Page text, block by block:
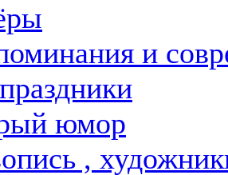
и
юмор
,